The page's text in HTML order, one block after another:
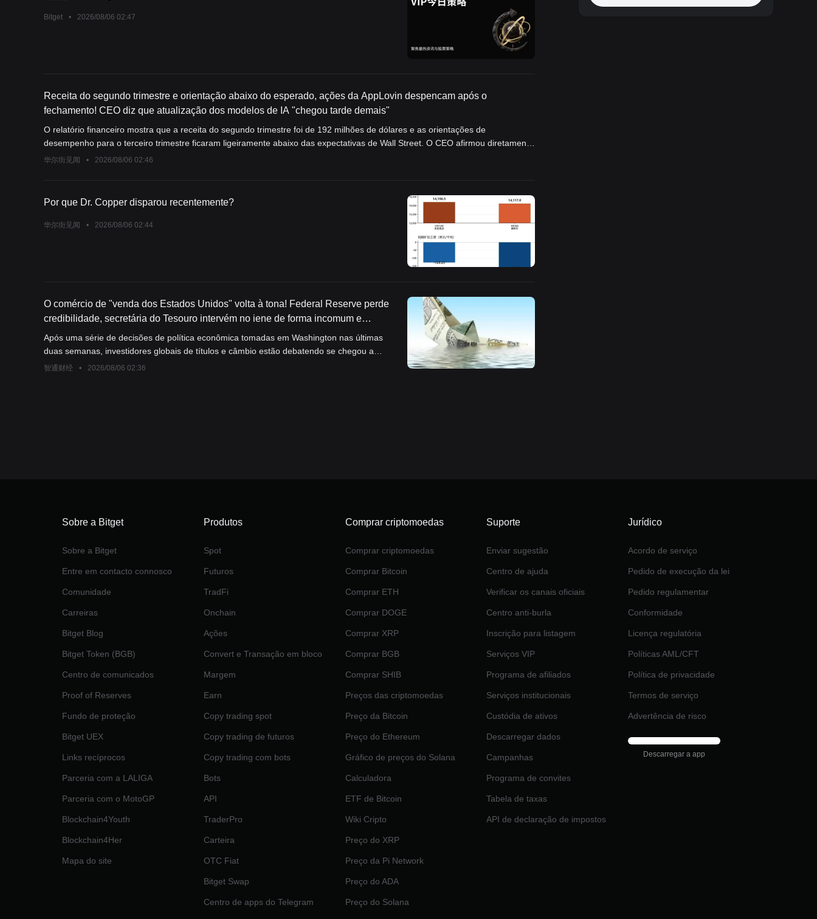
Bitget • 2026/08/06 02:47
Receita do segundo trimestre e orientação abaixo do esperado, ações da AppLovin despencam após o
fechamento! CEO diz que atualização dos modelos de IA "chegou tarde demais"
O relatório financeiro mostra que a receita do segundo trimestre foi de 192 milhões de dólares e as orientações de
desempenho para o terceiro trimestre ficaram ligeiramente abaixo das expectativas de Wall Street. O CEO afirmou diretamente
que o desempenho deste trimestre “não atingiu o padrão”, sendo a principal razão um atraso significativo na atualização do
próximos dez anos e declarou que continuará a aumentar significativamente os investimentos em poder de computação de AI
para gerar mais receita absoluta, impulsionando o desempenho dos modelos.
华尔街见闻 • 2026/08/06 02:46
Por que Dr. Copper disparou recentemente?
华尔街见闻 • 2026/08/06 02:44
O comércio de "venda dos Estados Unidos" volta à tona! Federal Reserve perde
credibilidade, secretária do Tesouro intervém no iene de forma incomum e
capitais globais fogem em massa dos títulos do Tesouro e do dólar dos EUA
Após uma série de decisões de política econômica tomadas em Washington nas últimas
duas semanas, investidores globais de títulos e câmbio estão debatendo se chegou a
hora de retomar as operações de 'venda dos Estados Unidos' que ocorreram no ano
智通财经 • 2026/08/06 02:36
Sobre a Bitget
Sobre a Bitget
Entre em contacto connosco
Comunidade
Carreiras
Bitget Blog
Bitget Token (BGB)
Centro de comunicados
Proof of Reserves
Fundo de proteção
Bitget UEX
Links recíprocos
Parceria com a LALIGA
Parceria com o MotoGP
Blockchain4Youth
Blockchain4Her
Mapa do site
Produtos
Spot
Futuros
TradFi
Onchain
Ações
Convert e Transação em bloco
Margem
Earn
Copy trading spot
Copy trading de futuros
Copy trading com bots
Bots
API
TraderPro
Carteira
OTC Fiat
Bitget Swap
Centro de apps do Telegram
Comprar criptomoedas
Comprar criptomoedas
Comprar Bitcoin
Comprar ETH
Comprar DOGE
Comprar XRP
Comprar BGB
Comprar SHIB
Preços das criptomoedas
Preço da Bitcoin
Preço do Ethereum
Gráfico de preços do Solana
Calculadora
ETF de Bitcoin
Wiki Cripto
Preço do XRP
Preço da Pi Network
Preço do ADA
Preço do Solana
Suporte
Enviar sugestão
Centro de ajuda
Verificar os canais oficiais
Centro anti-burla
Inscrição para listagem
Serviços VIP
Programa de afiliados
Serviços institucionais
Custódia de ativos
Descarregar dados
Campanhas
Programa de convites
Tabela de taxas
API de declaração de impostos
Jurídico
Acordo de serviço
Pedido de execução da lei
Pedido regulamentar
Conformidade
Licença regulatória
Políticas AML/CFT
Política de privacidade
Termos de serviço
Advertência de risco
Descarregar a app